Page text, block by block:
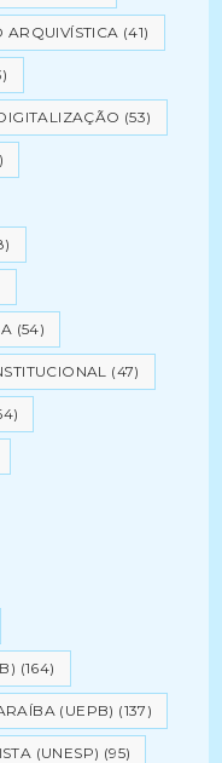
ARQUIVÍSTICA (41)
(53)
(54)
(47)
(164)
(UEPB) (137)
(UNESP) (95)